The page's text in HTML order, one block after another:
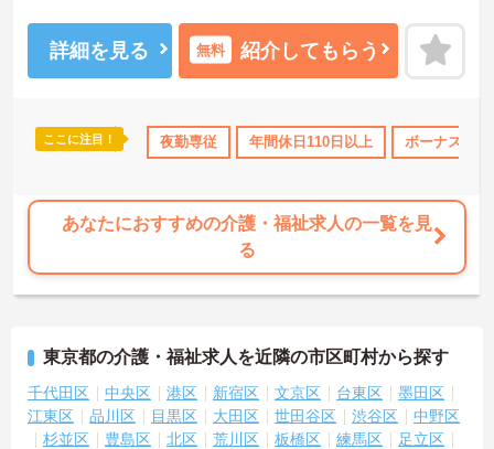
資格取得サポート 研修制度あり 産休･育休･介護休暇取得実
しますのでお気軽にご相談ください！
詳細を見る 無料 紹介してもらう
ここに注目！ 夜勤専従 年間休日110日以上 ボーナス・賞
あなたにおすすめの介護・福祉求人の一覧を見
る
東京都の介護・福祉求人を近隣の市区町村から探す
千代田区 中央区 港区 新宿区 文京区 台東区
墨田区
江東区
品川区 目黒区 大田区 世田谷区 渋谷区
中野区
杉並区
豊島区 北区 荒川区 板橋区 練馬区
足立区